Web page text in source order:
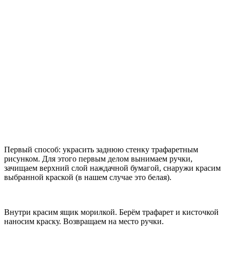
Первый способ: украсить заднюю стенку трафаретным
рисунком. Для этого первым делом вынимаем ручки,
зачищаем верхний слой наждачной бумагой, снаружи красим
выбранной краской (в нашем случае это белая).
Внутри красим ящик морилкой. Берём трафарет и кисточкой
наносим краску. Возвращаем на место ручки.